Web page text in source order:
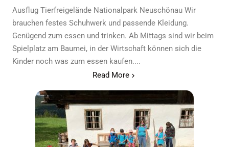
Ausflug Tierfreigelände Nationalpark Neuschönau Wir
brauchen festes Schuhwerk und passende Kleidung.
Genügend zum essen und trinken. Ab Mittags sind wir beim
Spielplatz am Baumei, in der Wirtschaft können sich die
Kinder noch was zum essen kaufen....
Read More